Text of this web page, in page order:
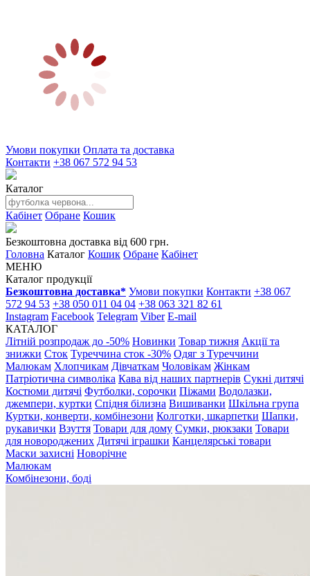
Умови покупки Оплата та доставка
Контакти +38 067 572 94 53
Каталог
Кабінет Обране Кошик
Безкоштовна доставка від 600 грн.
Головна Каталог Кошик Обране Кабінет
МЕНЮ
Каталог продукції
Безкоштовна доставка* Умови покупки Контакти +38 067
572 94 53 +38 050 011 04 04 +38 063 321 82 61
Instagram Facebook Telegram Viber E-mail
КАТАЛОГ
Літній розпродаж до -50% Новинки Товар тижня Акції та
знижки Сток Туреччина сток -30% Одяг з Туреччини
Малюкам Хлопчикам Дівчаткам Чоловікам Жінкам
Патріотична символіка Кава від наших партнерів Сукні дитячі
Костюми дитячі Футболки, сорочки Піжами Водолазки,
джемпери, куртки Спідня білизна Вишиванки Шкільна група
Куртки, конверти, комбінезони Колготки, шкарпетки Шапки,
рукавички Взуття Товари для дому Сумки, рюкзаки Товари
для новороджених Дитячі іграшки Канцелярські товари
Маски захисні Новорічне
Малюкам
Комбінезони, боді